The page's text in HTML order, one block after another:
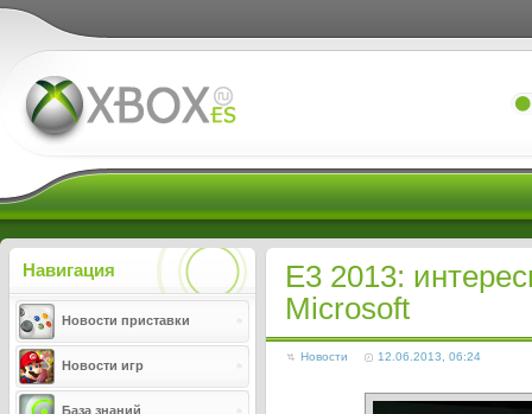
E3 2013:
Microsoft
Новости 12.06.2013, 06:24
Навигация
Новости приставки
Новости игр
База знаний